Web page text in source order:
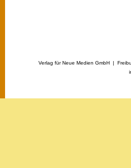
Verlag für Neue Medien GmbH |